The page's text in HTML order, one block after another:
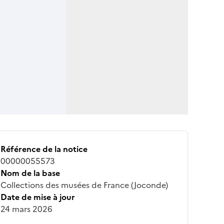
Référence de la notice
00000055573
Nom de la base
Collections des musées de France (Joconde)
Date de mise à jour
24 mars 2026